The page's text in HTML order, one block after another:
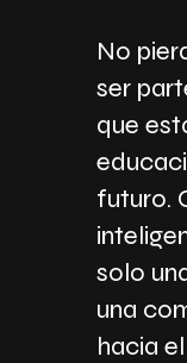
No
ser
que
futuro.
solo
una
hacia